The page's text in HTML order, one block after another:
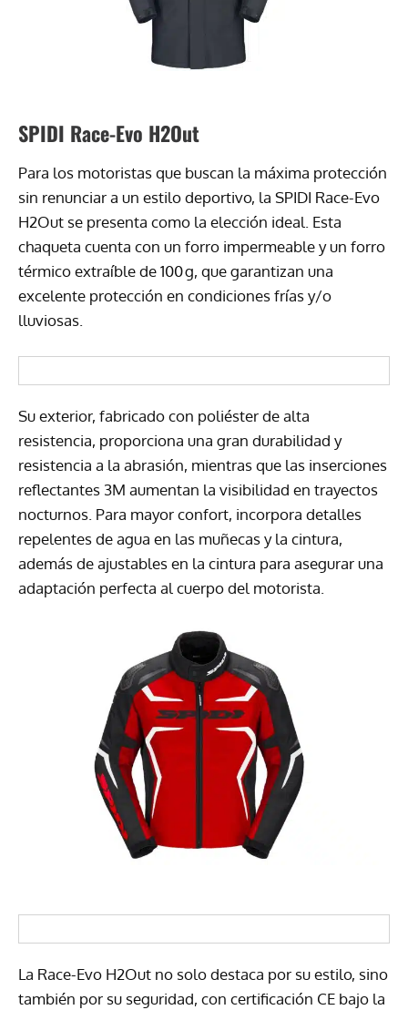
SPIDI Race-Evo H2Out
Para los motoristas que buscan la máxima protección
sin renunciar a un estilo deportivo, la SPIDI Race-Evo
H2Out se presenta como la elección ideal. Esta
chaqueta cuenta con un forro impermeable y un forro
térmico extraíble de 100 g, que garantizan una
excelente protección en condiciones frías y/o
lluviosas.
Su exterior, fabricado con poliéster de alta
resistencia, proporciona una gran durabilidad y
resistencia a la abrasión, mientras que las inserciones
reflectantes 3M aumentan la visibilidad en trayectos
nocturnos. Para mayor confort, incorpora detalles
repelentes de agua en las muñecas y la cintura,
además de ajustables en la cintura para asegurar una
adaptación perfecta al cuerpo del motorista.
La Race-Evo H2Out no solo destaca por su estilo, sino
también por su seguridad, con certificación CE bajo la